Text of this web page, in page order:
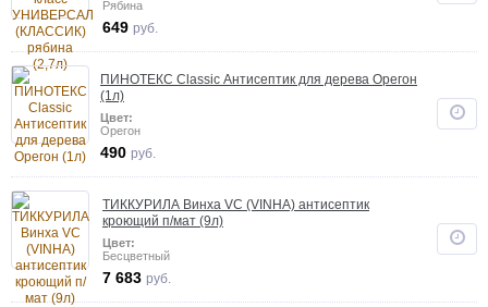
Рябина
649 руб.
ПИНОТЕКС Classic Антисептик для дерева Орегон
(1л)
Цвет:
Орегон
490 руб.
ТИККУРИЛА Винха VC (VINHA) антисептик
кроющий п/мат (9л)
Цвет:
Бесцветный
7 683 руб.